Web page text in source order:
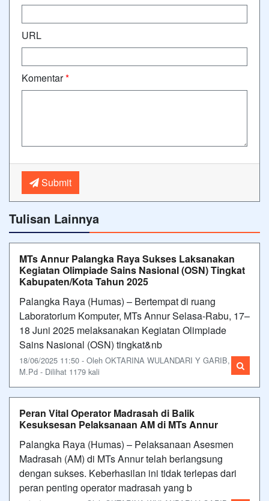
URL
Komentar*
Submit
Tulisan Lainnya
MTs Annur Palangka Raya Sukses Laksanakan
Kegiatan Olimpiade Sains Nasional (OSN) Tingkat
Kabupaten/Kota Tahun 2025
Palangka Raya (Humas) – Bertempat di ruang
Laboratorium Komputer, MTs Annur Selasa-Rabu, 17–
18 Juni 2025 melaksanakan Kegiatan Olimpiade
Sains Nasional (OSN) tingkat&nb
18/06/2025 11:50 - Oleh OKTARINA WULANDARI Y GARIB,
M.Pd - Dilihat 1179 kali
Peran Vital Operator Madrasah di Balik
Kesuksesan Pelaksanaan AM di MTs Annur
Palangka Raya (Humas) – Pelaksanaan Asesmen
Madrasah (AM) di MTs Annur telah berlangsung
dengan sukses. Keberhasilan ini tidak terlepas dari
peran penting operator madrasah yang b